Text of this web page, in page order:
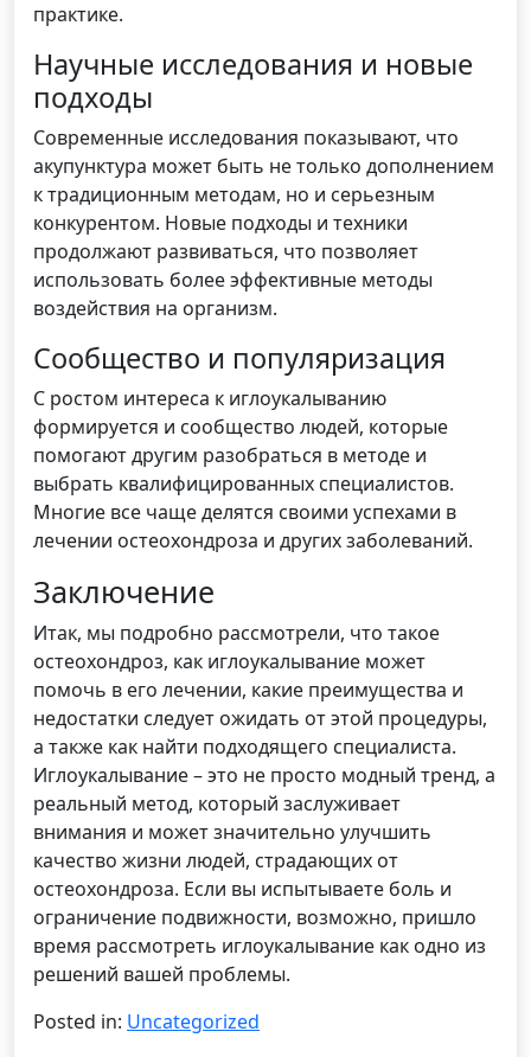
практике.
Научные исследования и новые
подходы
Современные исследования показывают, что
акупунктура может быть не только дополнением
к традиционным методам, но и серьезным
конкурентом. Новые подходы и техники
продолжают развиваться, что позволяет
использовать более эффективные методы
воздействия на организм.
Сообщество и популяризация
С ростом интереса к иглоукалыванию
формируется и сообщество людей, которые
помогают другим разобраться в методе и
выбрать квалифицированных специалистов.
Многие все чаще делятся своими успехами в
лечении остеохондроза и других заболеваний.
Заключение
Итак, мы подробно рассмотрели, что такое
остеохондроз, как иглоукалывание может
помочь в его лечении, какие преимущества и
недостатки следует ожидать от этой процедуры,
а также как найти подходящего специалиста.
Иглоукалывание – это не просто модный тренд, а
реальный метод, который заслуживает
внимания и может значительно улучшить
качество жизни людей, страдающих от
остеохондроза. Если вы испытываете боль и
ограничение подвижности, возможно, пришло
время рассмотреть иглоукалывание как одно из
решений вашей проблемы.
Posted in: Uncategorized